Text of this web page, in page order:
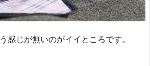
感じが無いのがイイところです。